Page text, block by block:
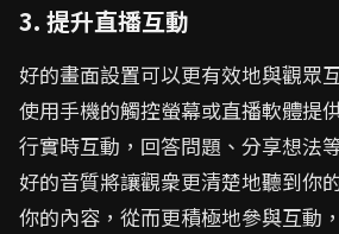
3. 提升直播互動
好的畫面設置可以更有效地與觀眾
使用手機的觸控螢幕或直播軟體提
行實時互動，回答問題、分享想法
好的音質將讓觀衆更清楚地聽到你
你的內容，從而更積極地參與互動